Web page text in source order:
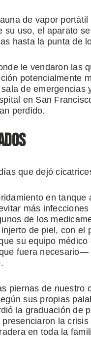
de vapor
uso, el aparato
hasta la punta de
le vendaron las
potencialmente
de emergencias
en San
perdido.
que dejó
en tanque
más
de los
de piel, con el
su equipo
fuera necesario—
piernas de nuestro
sus propias
la graduación de
la
en toda la